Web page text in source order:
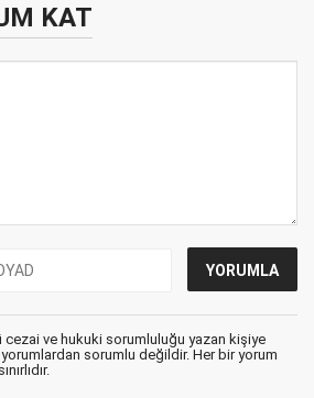
KAT
cezai ve hukuki sorumluluğu yazan kişiye
sorumlu değildir. Her bir yorum